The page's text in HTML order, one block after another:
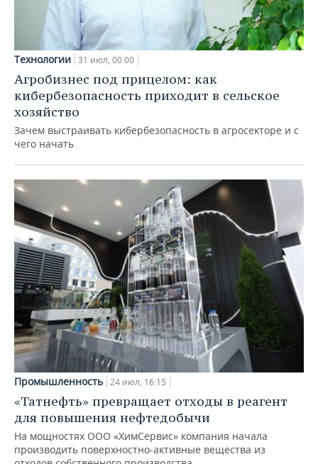
Технологии 31 июл, 00:00
Агробизнес под прицелом: как
кибербезопасность приходит в сельское
хозяйство
Зачем выстраивать кибербезопасность в агросекторе и с
чего начать
Промышленность 24 июл, 16:15
«Татнефть» превращает отходы в реагент
для повышения нефтедобычи
На мощностях ООО «ХимСервис» компания начала
производить поверхностно-активные вещества из